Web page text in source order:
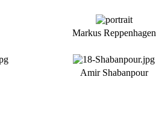
Markus Reppenhagen
Amir Shabanpour